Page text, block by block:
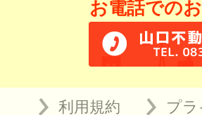
お電話での
利用規約 プ